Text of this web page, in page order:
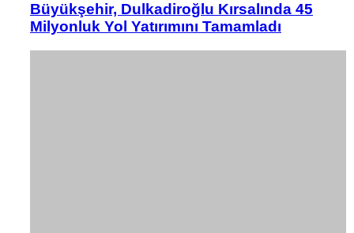
Büyükşehir, Dulkadiroğlu Kırsalında 45
Milyonluk Yol Yatırımını Tamamladı